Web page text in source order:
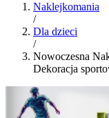
Naklejkomania
/
Dla dzieci
/
Nowoczesna
Dekoracja